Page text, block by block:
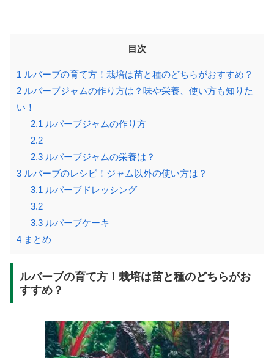
目次
1 ルバーブの育て方！栽培は苗と種のどちらがおすすめ？
2 ルバーブジャムの作り方は？味や栄養、使い方も知りた
い！
2.1 ルバーブジャムの作り方
2.2
2.3ルバーブジャムの栄養は？
3 ルバーブのレシピ！ジャム以外の使い方は？
3.1 ルバーブドレッシング
3.2
3.3ルバーブケーキ
4 まとめ
ルバーブの育て方！栽培は苗と種のどちらがお
すすめ？